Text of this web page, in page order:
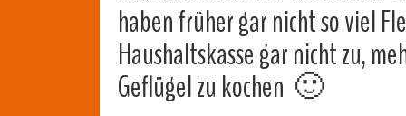
haben früher gar nicht so viel
Haushaltskasse gar nicht zu,
Geflügel zu kochen 🙂